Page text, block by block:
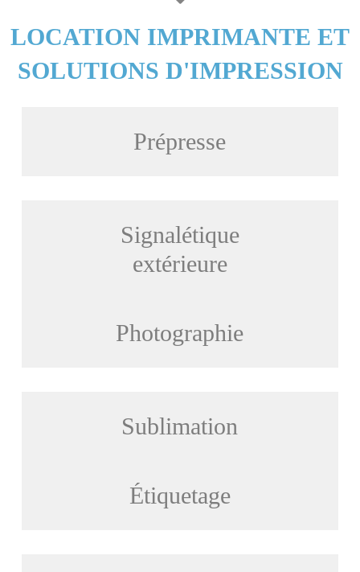
LOCATION IMPRIMANTE ET
SOLUTIONS D'IMPRESSION
Prépresse
Signalétique
extérieure
Photographie
Sublimation
Étiquetage